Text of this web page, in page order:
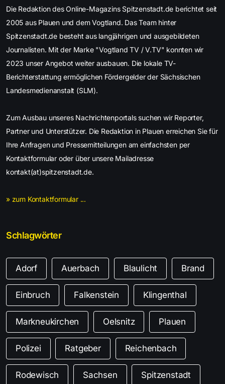
Die Redaktion des Online-Magazins Spitzenstadt.de berichtet seit
2005 aus Plauen und dem Vogtland. Das Team hinter
Spitzenstadt.de besteht aus langjährigen und ausgebildeten
Journalisten. Mit der Marke "Vogtland TV / V.TV" konnten wir
2023 unser Angebot weiter ausbauen. Die lokale TV-
Berichterstattung ermöglichen Fördergelder der Sächsischen
Landesmedienanstalt (SLM).
Zum Ausbau unseres Nachrichtenportals suchen wir Reporter,
Partner und Unterstützer. Die Redaktion in Plauen erreichen Sie für
Ihre Anfragen und Pressemitteilungen am einfachsten per
Kontaktformular oder über unsere Mailadresse
kontakt(at)spitzenstadt.de.
» zum Kontaktformular ...
Schlagwörter
Adorf Auerbach Blaulicht Brand
Einbruch Falkenstein Klingenthal
Markneukirchen Oelsnitz Plauen
Polizei Ratgeber Reichenbach
Rodewisch Sachsen Spitzenstadt